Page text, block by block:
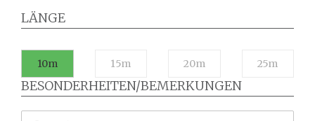
LÄNGE
10m 15m 20m 25m
BESONDERHEITEN/BEMERKUNGEN